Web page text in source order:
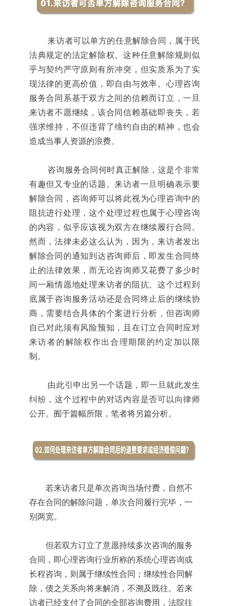
来访者可以单方的任意解除合同，属于民
法典规定的法定解除权。这种任意解除规则似
乎与契约严守原则有所冲突，但实质系为了实
现法律的更高价值，即自由与效率。心理咨询
服务合同系基于双方之间的信赖而订立，一旦
来访者不愿继续，该合同信赖基础即丧失，若
强求维持，不但违背了缔约自由的精神，也会
造成当事人资源的浪费。
咨询服务合同何时真正解除，这是个非常
有趣但又专业的话题。来访者一旦明确表示要
解除合同，咨询师可以将此视为心理咨询中的
阻抗进行处理，这个处理过程也属于心理咨询
的内容，似乎应该视为双方在继续履行合同。
然而，法律未必这么认为，因为，来访者发出
解除合同的通知到达咨询师后，即发生合同终
止的法律效果，而无论咨询师又花费了多少时
间一厢情愿地处理来访者的阻抗。这个过程到
底属于咨询服务活动还是合同终止后的继续协
商，需要结合具体的个案进行分析，但咨询师
自己对此须有风险预知，且在订立合同时应对
来访者的解除权作出合理期限的约定加以限
制。
由此引申出另一个话题，即一旦就此发生
纠纷，这个过程中的对话内容是否可以向律师
公开。囿于篇幅所限，笔者将另篇分析。
若来访者只是单次咨询当场付费，自然不
存在合同的解除问题，单次合同履行完毕，一
别两宽。
但若双方订立了意愿持续多次咨询的服务
合同，即心理咨询行业所称的系统心理咨询或
长程咨询，则属于继续性合同；继续性合同解
除，债之关系向将来解消，不溯及既往。若来
访者已经支付了合同的全部咨询费用，法院往